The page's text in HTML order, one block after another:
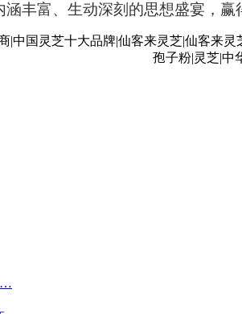
丰富、生动深刻的思想盛宴，赢